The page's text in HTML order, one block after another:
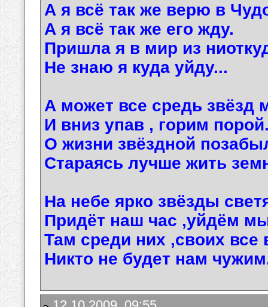
А я всё так же верю в
А я всё так же его жду.
Пришла я в мир из
Не знаю я куда уйду...
А может все средь звёзд
И вниз упав , горим
О жизни звёздной
Стараясь лучше жить
На небе ярко звёзды
Придёт наш час ,уйдём
Там среди них ,своих все
Никто не будет нам